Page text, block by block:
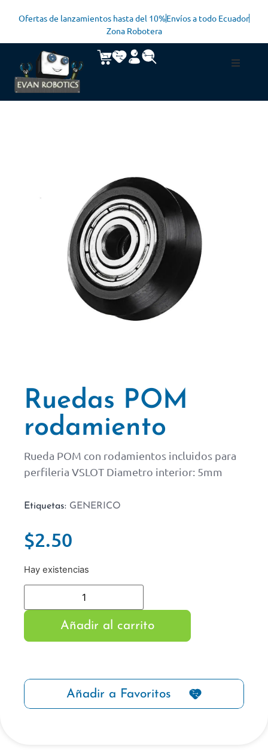
Ofertas de lanzamientos hasta del 10%Envíos a todo Ecuador
Zona Robotera
Ruedas POM
rodamiento
Rueda POM con rodamientos incluidos para
perfileria VSLOT Diametro interior: 5mm
Etiquetas: GENERICO
$2.50
Hay existencias
Añadir al carrito
Añadir a Favoritos